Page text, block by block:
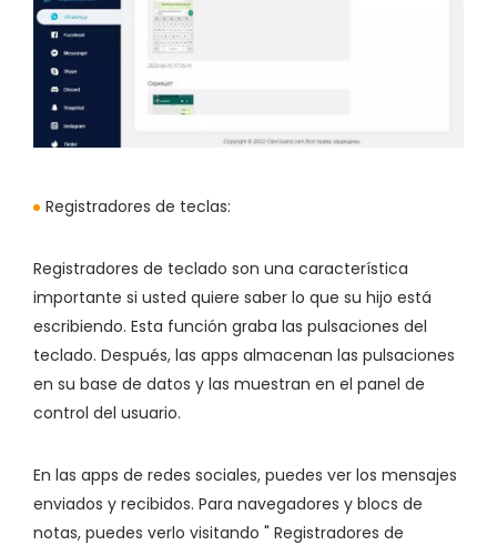
Registradores de teclas:
Registradores de teclado son una característica
importante si usted quiere saber lo que su hijo está
escribiendo. Esta función graba las pulsaciones del
teclado. Después, las apps almacenan las pulsaciones
en su base de datos y las muestran en el panel de
control del usuario.
En las apps de redes sociales, puedes ver los mensajes
enviados y recibidos. Para navegadores y blocs de
notas, puedes verlo visitando " Registradores de